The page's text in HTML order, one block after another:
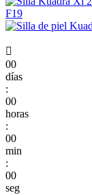

00
días
:
00
horas
:
00
min
:
00
seg